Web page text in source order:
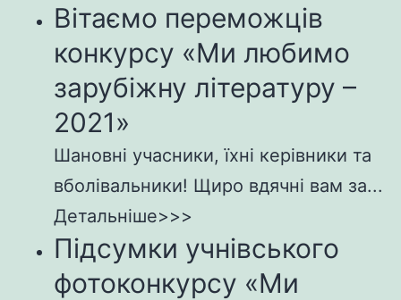
Вітаємо переможців
конкурсу «Ми любимо
зарубіжну літературу –
2021»
Шановні учасники, їхні керівники та
вболівальники! Щиро вдячні вам за...
Детальніше>>>
Підсумки учнівського
фотоконкурсу «Ми